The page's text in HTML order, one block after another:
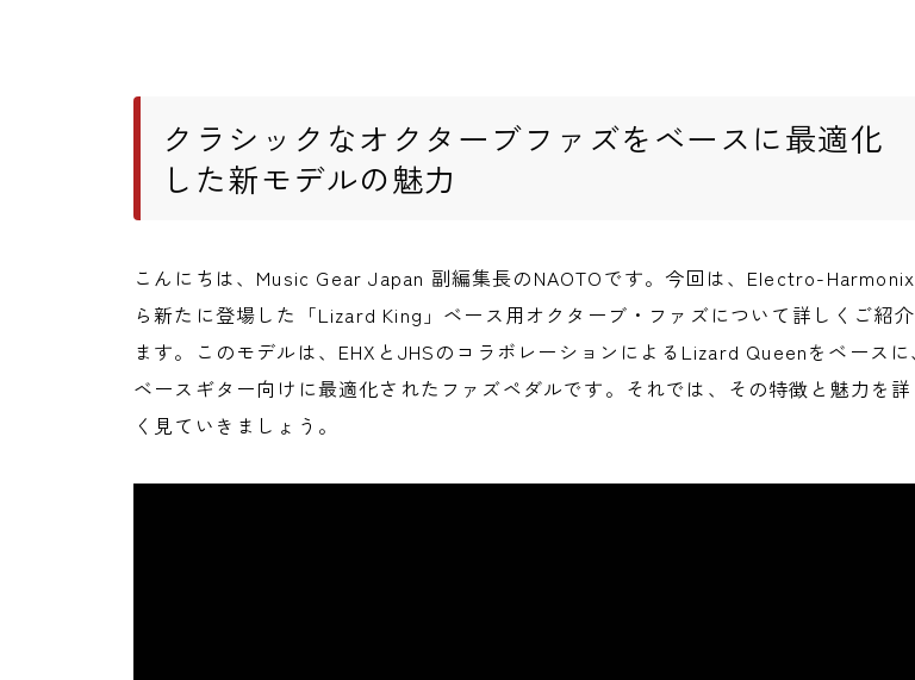
クラシックなオクターブファズをベースに最適化
した新モデルの魅力
こんにちは、Music Gear Japan 副編集長のNAOTOです。今回は、Electro-
ら新たに登場した「Lizard King」ベース用オクターブ・ファズについて詳しくご紹
ます。このモデルは、EHXとJHSのコラボレーションによるLizard Queenをベースに
ベースギター向けに最適化されたファズペダルです。それでは、その特徴と魅力を詳
く見ていきましょう。